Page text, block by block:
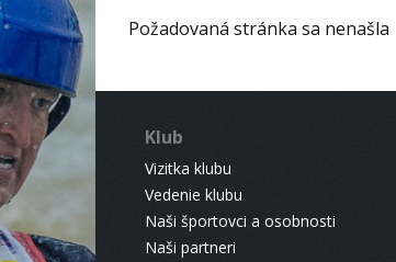
Požadovaná stránka sa nenašla
Klub
Vizitka klubu
Vedenie klubu
Naši športovci a osobnosti
Naši partneri